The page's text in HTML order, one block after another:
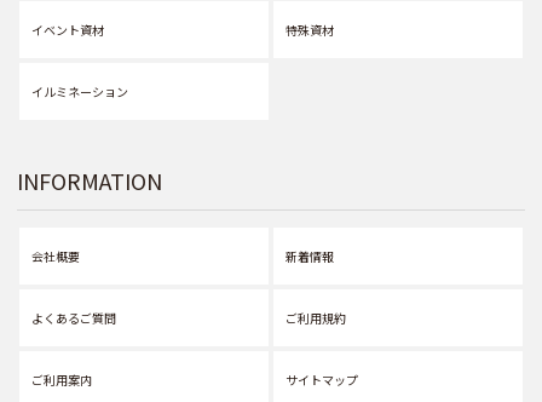
イベント資材
イルミネーション
特殊資材
INFORMATION
会社概要
よくあるご質問
ご利用案内
新着情報
ご利用規約
サイトマップ